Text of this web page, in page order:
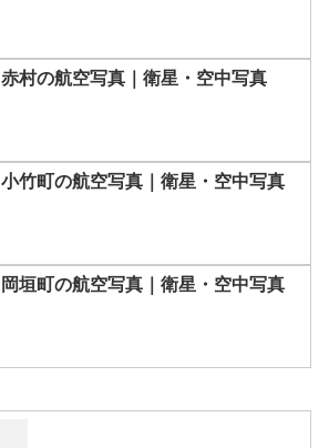
赤村の航空写真｜衛星・空中写真
小竹町の航空写真｜衛星・空中写真
岡垣町の航空写真｜衛星・空中写真